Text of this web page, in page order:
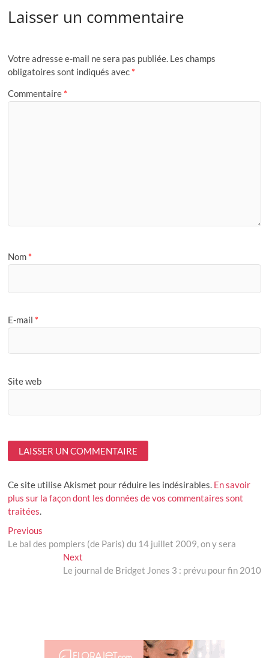
Laisser un commentaire
Votre adresse e-mail ne sera pas publiée. Les champs
obligatoires sont indiqués avec *
Commentaire *
Nom *
E-mail *
Site web
Ce site utilise Akismet pour réduire les indésirables. En savoir
plus sur la façon dont les données de vos commentaires sont
traitées.
Navigation
de
Previous
post:
Le bal des pompiers (de Paris) du 14 juillet 2009, on y sera
NextNext
post:
Le journal de Bridget Jones 3 : prévu pour fin 2010